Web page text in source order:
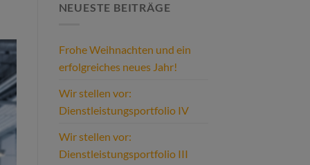
NEUESTE BEITRÄGE
Frohe Weihnachten und ein
erfolgreiches neues Jahr!
Wir stellen vor:
Dienstleistungsportfolio IV
Wir stellen vor:
Dienstleistungsportfolio III